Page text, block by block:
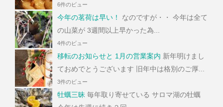
6件のビュー
今年の茗荷は早い！
なのですが・・ 今年は全て
の山菜が 3週間以上早かった為...
4件のビュー
移転のお知らせと 1月の営業案内 新年明けまし
ておめでとうございます 旧年中は格別のご厚...
3件のビュー
牡蠣三昧 毎年取り寄せている サロマ湖の牡蠣